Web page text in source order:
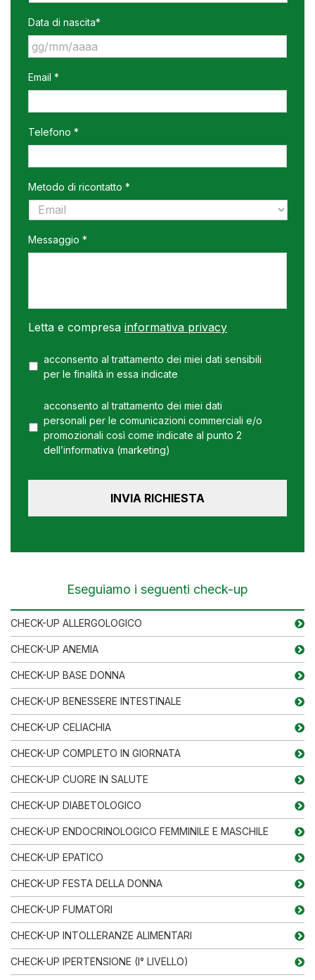
Data di nascita*
slash
MM
slash
AAAA
Email *
Telefono *
Metodo di ricontatto *
Messaggio *
Letta e compresa informativa privacy
acconsento al trattamento dei miei dati sensibili
per le finalità in essa indicate
acconsento al trattamento dei miei dati
personali per le comunicazioni commerciali e/o
promozionali così come indicate al punto 2
dell’informativa (marketing)
Eseguiamo i seguenti check-up
CHECK-UP ALLERGOLOGICO
CHECK-UP ANEMIA
CHECK-UP BASE DONNA
CHECK-UP BENESSERE INTESTINALE
CHECK-UP CELIACHIA
CHECK-UP COMPLETO IN GIORNATA
CHECK-UP CUORE IN SALUTE
CHECK-UP DIABETOLOGICO
CHECK-UP ENDOCRINOLOGICO FEMMINILE E MASCHILE
CHECK-UP EPATICO
CHECK-UP FESTA DELLA DONNA
CHECK-UP FUMATORI
CHECK-UP INTOLLERANZE ALIMENTARI
CHECK-UP IPERTENSIONE (I° LIVELLO)